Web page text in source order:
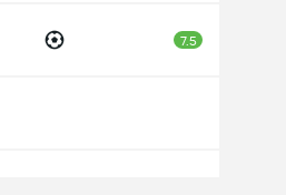
7.5